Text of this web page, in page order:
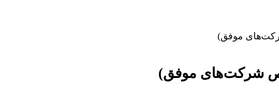
موفق)
شرکت‌های موفق)